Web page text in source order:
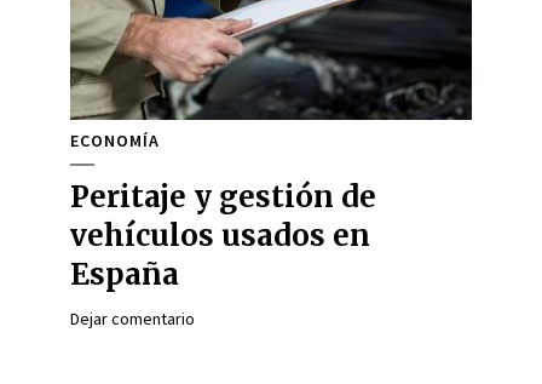
ECONOMÍA
Peritaje y gestión de
vehículos usados en
España
Dejar comentario